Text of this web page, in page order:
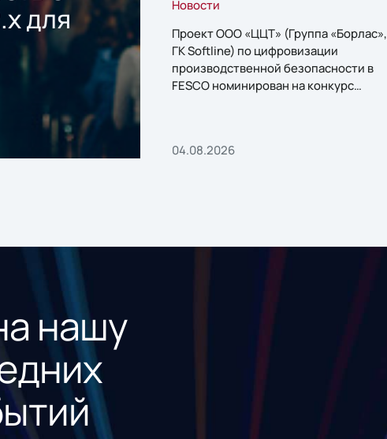
для
Новости
Проект ООО «ЦЦТ» (Группа «Борлас»,
ГК Softline) по цифровизации
производственной безопасности в
FESCO номинирован на конкурс
04.08.2026
нашу